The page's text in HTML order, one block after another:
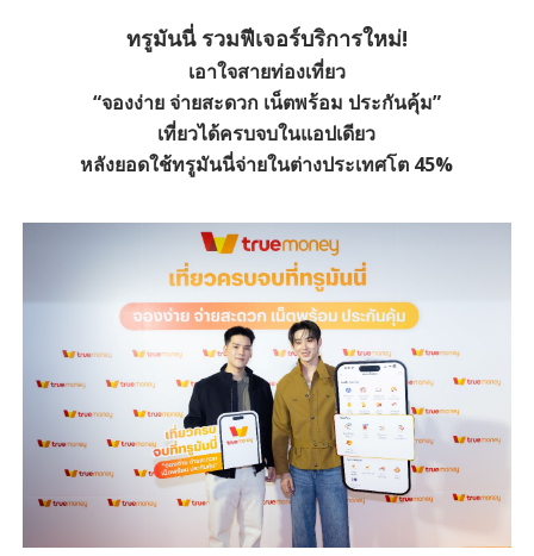
ทรูมันนี่ รวมฟีเจอร์บริการใหม่!
เอาใจสายท่องเที่ยว
“จองง่าย จ่ายสะดวก เน็ตพร้อม ประกันคุ้ม”
เที่ยวได้ครบจบในแอปเดียว
หลังยอดใช้ทรูมันนี่จ่ายในต่างประเทศโต 45%